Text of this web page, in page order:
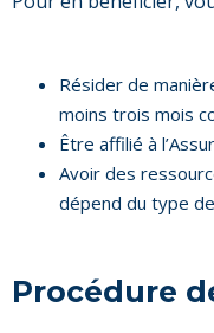
Résider de
moins trois mois
Être affilié à
Avoir des
dépend du type
Procédure